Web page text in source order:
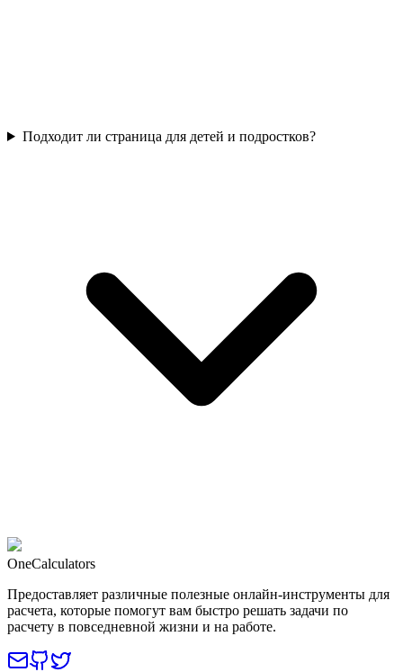
Подходит ли страница для детей и подростков?
OneCalculators
Предоставляет различные полезные онлайн-инструменты для
расчета, которые помогут вам быстро решать задачи по
расчету в повседневной жизни и на работе.